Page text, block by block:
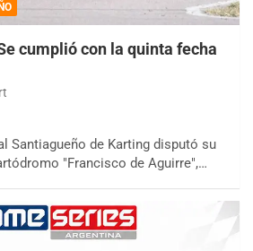
cumplió con la quinta fecha
Santiagueño de Karting disputó su
"Francisco de Aguirre",…